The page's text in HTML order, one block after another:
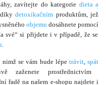
zavítejte do kategorie dieta a
díkydetoxikačním produktům, jež
objemu dosáhnete pomocí
své“ si přijdete i v případě, že se
.
se vám bude lépe trávit,spát
zaženete prostřednictvím
řadě na našem e-shopu najdete i